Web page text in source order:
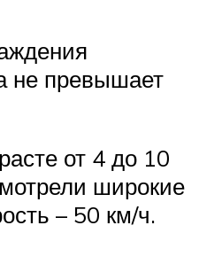
не превышает
от 4 до 10
широкие
– 50 км/ч.